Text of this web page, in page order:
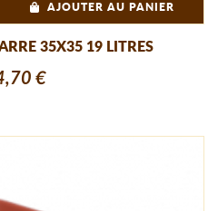
AJOUTER AU PANIER
35X35 19 LITRES
€